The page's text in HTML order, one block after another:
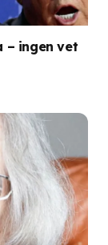
– ingen vet